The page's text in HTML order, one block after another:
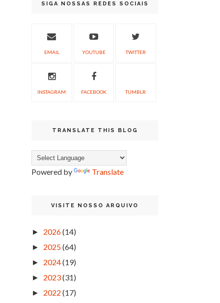
SIGA NOSSAS REDES SOCIAIS
EMAIL YOUTUBE TWITTER
INSTAGRAM FACEBOOK TUMBLR
TRANSLATE THIS BLOG
Powered by Translate
VISITE NOSSO ARQUIVO
► 2026(14)
► 2025(64)
► 2024(19)
► 2023(31)
► 2022 (17)